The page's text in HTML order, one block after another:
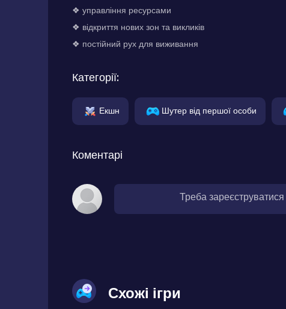
❖ управління ресурсами
❖ відкриття нових зон та викликів
❖ постійний рух для виживання
Категорії:
Екшн Шутер від першої особи
Коментарі
Треба
Схожі ігри